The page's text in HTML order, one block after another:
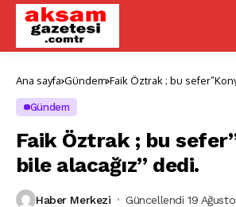
Ana sayfa Gündem Faik Öztrak ; bu
Gündem
Faik Öztrak ; bu
bile alacağız” dedi.
Haber Merkezi
Güncellendi 19